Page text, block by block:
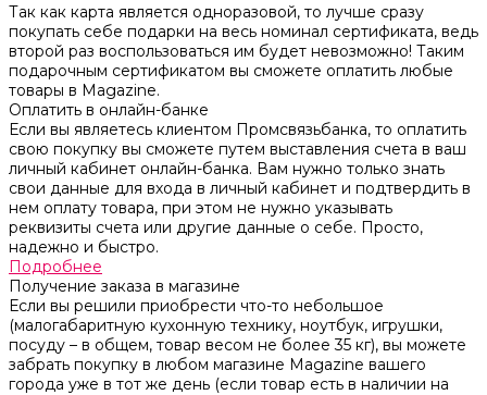
Так как карта является одноразовой, то лучше сразу
покупать себе подарки на весь номинал сертификата, ведь
второй раз воспользоваться им будет невозможно! Таким
подарочным сертификатом вы сможете оплатить любые
товары в Magazine.
Оплатить в онлайн-банке
Если вы являетесь клиентом Промсвязьбанка, то оплатить
свою покупку вы сможете путем выставления счета в ваш
личный кабинет онлайн-банка. Вам нужно только знать
свои данные для входа в личный кабинет и подтвердить в
нем оплату товара, при этом не нужно указывать
реквизиты счета или другие данные о себе. Просто,
надежно и быстро.
Подробнее
Получение заказа в магазине
Если вы решили приобрести что-то небольшое
(малогабаритную кухонную технику, ноутбук, игрушки,
посуду – в общем, товар весом не более 35 кг), вы можете
забрать покупку в любом магазине Magazine вашего
города уже в тот же день (если товар есть в наличии на